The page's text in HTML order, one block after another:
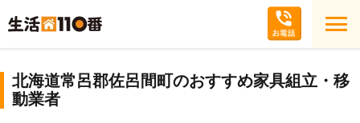
北海道常呂郡佐呂間町のおすすめ家具組立・移
動業者